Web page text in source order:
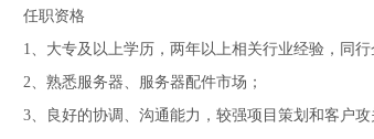
任职资格
1、大专及以上学历，两年以上相关行业经验，同行
2、熟悉服务器、服务器配件市场；
3、良好的协调、沟通能力，较强项目策划和客户攻